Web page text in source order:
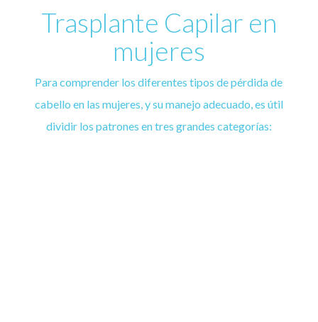
Trasplante Capilar en
mujeres
Para comprender los diferentes tipos de pérdida de
cabello en las mujeres, y su manejo adecuado, es útil
dividir los patrones en tres grandes categorías: